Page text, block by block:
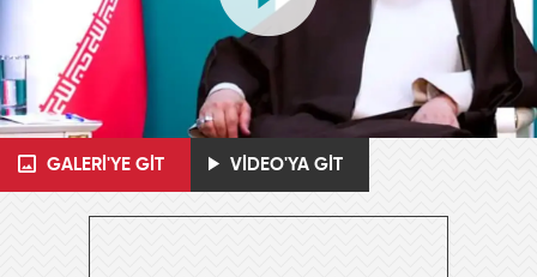
GALERİ'YE GİT VİDEO'YA GİT